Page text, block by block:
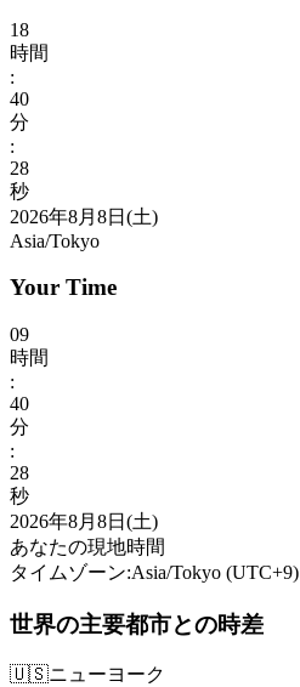
18
時間
:
40
分
:
30
秒
2026年8月8日(土)
Asia/Tokyo
Your Time
09
時間
:
40
分
:
30
秒
2026年8月8日(土)
あなたの現地時間
タイムゾーン:Asia/Tokyo (UTC+9)
世界の主要都市との時差
🇺🇸ニューヨーク